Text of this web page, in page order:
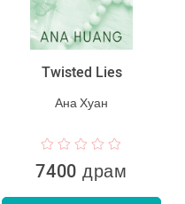
Twisted Lies
Ана Хуан
7400 драм